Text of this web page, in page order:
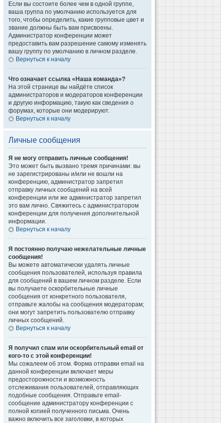
Если вы состоите более чем в одной группе,
ваша группа по умолчанию используется для
того, чтобы определить, какие групповые цвет и
звание должны быть вам присвоены.
Администратор конференции может
предоставить вам разрешение самому изменять
вашу группу по умолчанию в личном разделе.
Вернуться к началу
Что означает ссылка «Наша команда»?
На этой странице вы найдёте список
администраторов и модераторов конференции
и другую информацию, такую как сведения о
форумах, которые они модерируют.
Вернуться к началу
Личные сообщения
Я не могу отправить личные сообщения!
Это может быть вызвано тремя причинами: вы
не зарегистрированы и/или не вошли на
конференцию, администратор запретил
отправку личных сообщений на всей
конференции или же администратор запретил
это вам лично. Свяжитесь с администратором
конференции для получения дополнительной
информации.
Вернуться к началу
Я постоянно получаю нежелательные личные
сообщения!
Вы можете автоматически удалять личные
сообщения пользователей, используя правила
для сообщений в вашем личном разделе. Если
вы получаете оскорбительные личные
сообщения от конкретного пользователя,
отправьте жалобы на сообщения модераторам;
они могут запретить пользователю отправку
личных сообщений.
Вернуться к началу
Я получил спам или оскорбительный email от
кого-то с этой конференции!
Мы сожалеем об этом. Форма отправки email на
данной конференции включает меры
предосторожности и возможность
отслеживания пользователей, отправляющих
подобные сообщения. Отправьте email-
сообщение администратору конференции с
полной копией полученного письма. Очень
важно включить все заголовки, в которых